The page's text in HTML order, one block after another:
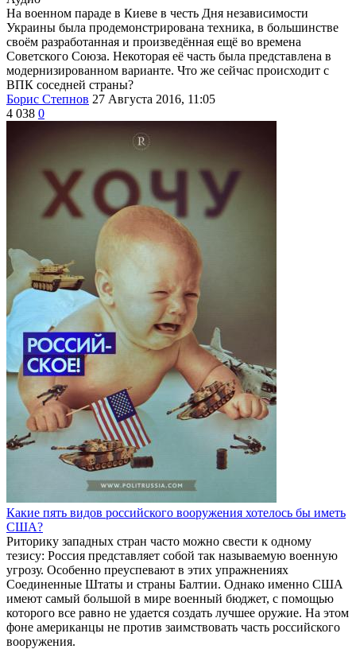
На военном параде в Киеве в честь Дня независимости
Украины была продемонстрирована техника, в большинстве
своём разработанная и произведённая ещё во времена
Советского Союза. Некоторая её часть была представлена в
модернизированном варианте. Что же сейчас происходит с
ВПК соседней страны?
Борис Степнов 27 Августа 2016, 11:05
4 038 0
Какие пять видов российского вооружения хотелось бы иметь
США?
Риторику западных стран часто можно свести к одному
тезису: Россия представляет собой так называемую военную
угрозу. Особенно преуспевают в этих упражнениях
Соединенные Штаты и страны Балтии. Однако именно США
имеют самый большой в мире военный бюджет, с помощью
которого все равно не удается создать лучшее оружие. На этом
фоне американцы не против заимствовать часть российского
вооружения.